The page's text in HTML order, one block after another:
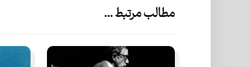
مطالب مرتبط ...